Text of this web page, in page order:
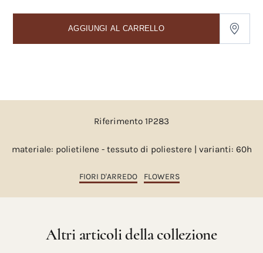
AGGIUNGI AL CARRELLO
Riferimento 1P283
materiale: polietilene - tessuto di poliestere | varianti: 60h
FIORI D'ARREDO FLOWERS
Altri articoli della collezione